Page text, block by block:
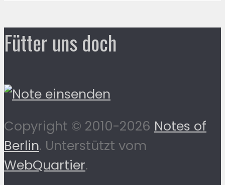
Fütter uns doch
Copyright © 2010-2026 Notes of
Berlin. Unterstützt vom
WebQuartier.